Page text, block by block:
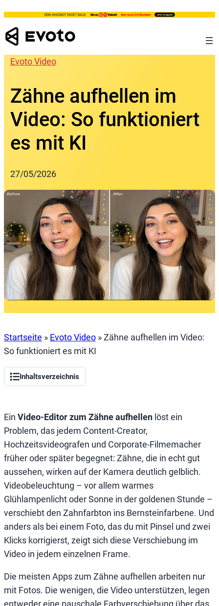
Skip
content
Evoto Video
Zähne aufhellen im
Video: So funktioniert
es mit KI
27/05/2026
Startseite » Evoto Video »Zähne aufhellen im Video:
So funktioniert es mit KI
Inhaltsverzeichnis
Ein Video-Editor zum Zähne aufhellen löst ein
Problem, das jedem Content-Creator,
Hochzeitsvideografen und Corporate-Filmemacher
früher oder später begegnet: Zähne, die in echt gut
aussehen, wirken auf der Kamera deutlich gelblich.
Videobeleuchtung – vor allem warmes
Glühlampenlicht oder Sonne in der goldenen Stunde –
verschiebt den Zahnfarbton ins Bernsteinfarbene. Und
anders als bei einem Foto, das du mit Pinsel und zwei
Klicks korrigierst, zeigt sich diese Verschiebung im
Video in jedem einzelnen Frame.
Die meisten Apps zum Zähne aufhellen arbeiten nur
mit Fotos. Die wenigen, die Video unterstützen, legen
entweder eine pauschale Farbverschiebung über das